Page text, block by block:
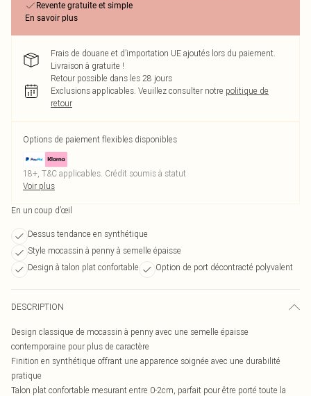
Revente gratuite et simple
En savoir plus
Frais de douane et d’importation UE ajoutés lors du paiement.
Livraison à gratuite !
Retour possible dans les 28 jours
Exclusions applicables. Veuillez consulter notre politique de
retour
Options de paiement flexibles disponibles
18+, T&C applicables. Crédit soumis à statut
Voir plus
En un coup d’œil
Dessus tendance en synthétique
Style mocassin à penny à semelle épaisse
Design à talon plat confortable
Option de port décontracté polyvalent
DESCRIPTION
Design classique de mocassin à penny avec une semelle épaisse
contemporaine pour plus de caractère
Finition en synthétique offrant une apparence soignée avec une durabilité
pratique
Talon plat confortable mesurant entre 0-2cm, parfait pour être porté toute la